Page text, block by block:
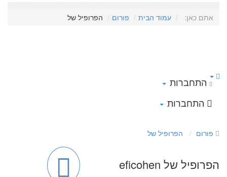
אתם כאן: עמוד הבית פורום הפרופיל של
התחברות
התחברות
פורום הפרופיל של
הפרופיל של eficohen